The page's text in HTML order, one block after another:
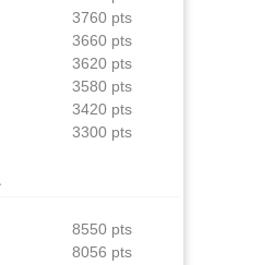
bien en
05/08
à passer par les
1000 de
05/08
sa mère sème le
3760 pts
3660 pts
3620 pts
3580 pts
3420 pts
3300 pts
8550 pts
8056 pts